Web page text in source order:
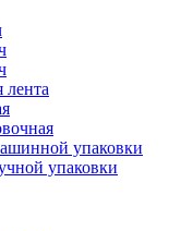
лента
упаковки
упаковки